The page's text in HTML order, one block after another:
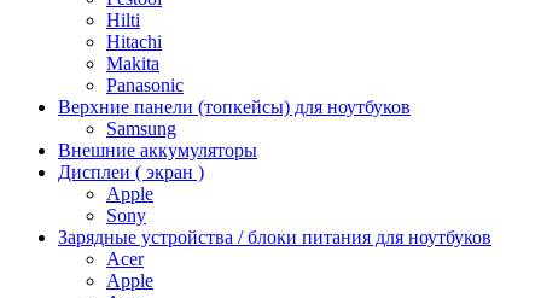
Hilti
Hitachi
Makita
Panasonic
Верхние панели (топкейсы) для ноутбуков
Samsung
Внешние аккумуляторы
Дисплеи ( экран )
Apple
Sony
Зарядные устройства / блоки питания для ноутбуков
Acer
Apple